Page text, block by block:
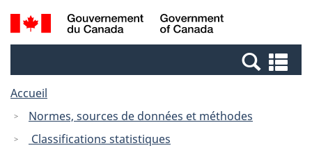
Passer
au
Passer
à
Canada
Recherche
et
et
Accueil
Normes, sources de données et méthodes
Classifications statistiques